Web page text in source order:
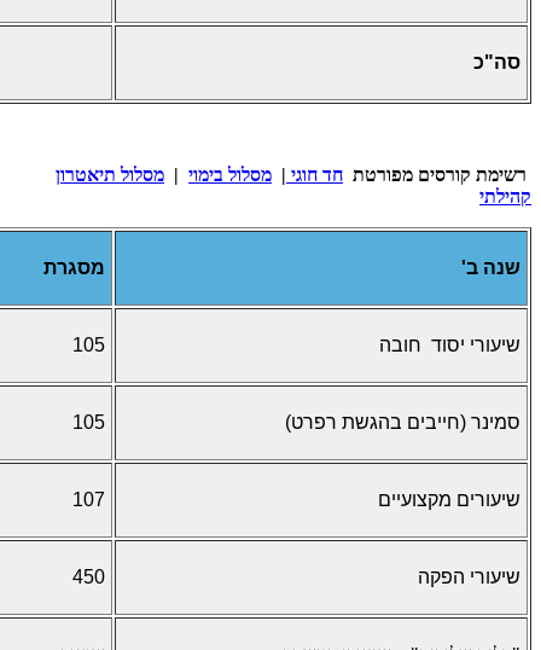
סה"כ
רשימת קורסים מפורטת חד חוגי | מסלול בימוי | מסלול תיאטרון
קהילתי
שנה ב' מסגרת
שיעורי יסוד חובה 105
סמינר (חייבים בהגשת רפרט) 105
שיעורים מקצועיים 107
שיעורי הפקה 450